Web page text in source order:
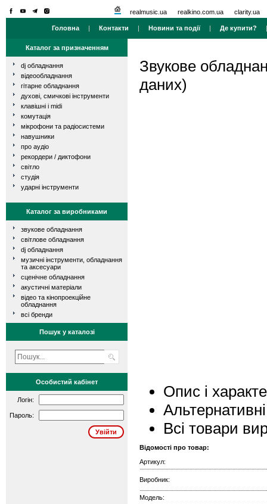
realmusic.ua realkino.com.ua clarity.ua
Головна | Контакти | Новини та події| Де купити?
Каталог за призначенням
dj обладнання
відеообладнання
гітарне обладнання
духові, смичкові інструменти
клавішні і midi
комутація
мікрофони та радіосистеми
навушники
про аудіо
рекордери / диктофони
світло
студія
ударні інструменти
Каталог за виробниками
звукове обладнання
світлове обладнання
dj обладнання
музичні інструменти, обладнання
та аксесуари
сценічне обладнання
акустичні матеріали
відео та кінопроекційне
обладнання
всі бренди
Пошук у каталозі
Особистий кабінет
Логін:
Пароль:
Звукове
даних)
Опис і
Всі товари
Відомості про товар:
Артикул:
Виробник:
Модель: